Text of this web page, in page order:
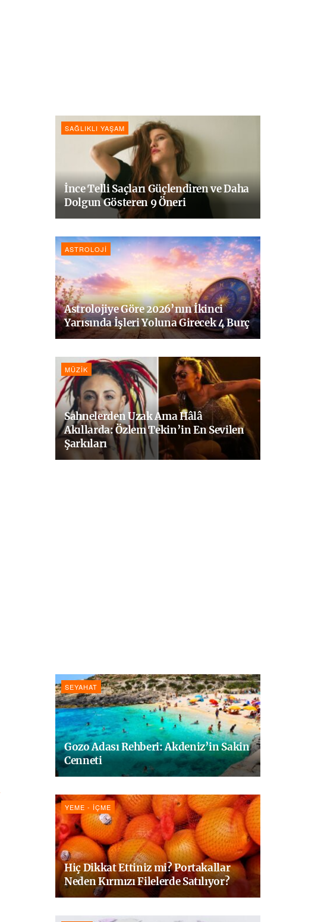
SAĞLIKLI YAŞAM
İnce Telli Saçları Güçlendiren ve Daha
Dolgun Gösteren 9 Öneri
ASTROLOJI
Astrolojiye Göre 2026’nın İkinci
Yarısında İşleri Yoluna Girecek 4 Burç
MÜZIK
Sahnelerden Uzak Ama Hâlâ
Akıllarda: Özlem Tekin’in En Sevilen
Şarkıları
SEYAHAT
Gozo Adası Rehberi: Akdeniz’in Sakin
Cenneti
YEME - İÇME
Hiç Dikkat Ettiniz mi? Portakallar
Neden Kırmızı Filelerde Satılıyor?